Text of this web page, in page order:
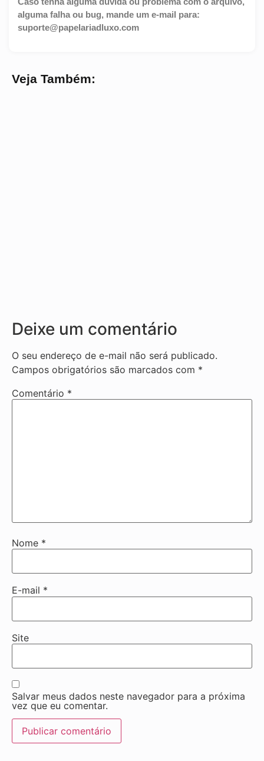
alguma falha ou bug, mande um e-mail para:
suporte@papelariadluxo.com
Veja Também:
Deixe um comentário
O seu endereço de e-mail não será publicado.
Campos obrigatórios são marcados com *
Comentário *
Nome *
E-mail *
Site
Salvar meus dados neste navegador para a próxima
vez que eu comentar.